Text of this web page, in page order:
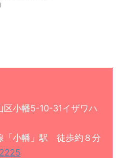
区小幡5-10-31イザワハ
「小幡」駅 徒歩約８分